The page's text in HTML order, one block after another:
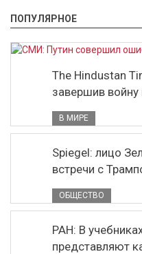
ПОПУЛЯРНОЕ
The Hindustan
завершив войну
В МИРЕ
Spiegel: лицо
встречи с
ОБЩЕСТВО
РАН: В
представляют